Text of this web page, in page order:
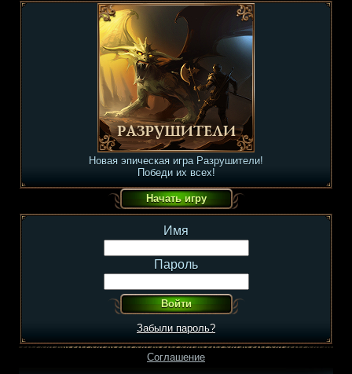
Новая эпическая игра Разрушители!
Победи их всех!
Имя
Пароль
Забыли пароль?
Соглашение